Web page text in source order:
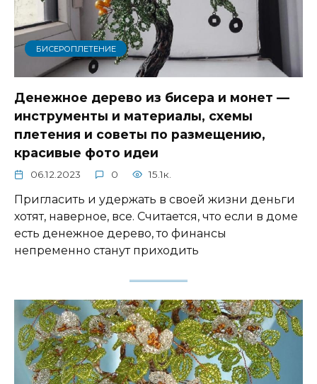
БИСЕРОПЛЕТЕНИЕ
Денежное дерево из бисера и монет —
инструменты и материалы, схемы
плетения и советы по размещению,
красивые фото идеи
06.12.2023 0 15.1к.
Пригласить и удержать в своей жизни деньги
хотят, наверное, все. Считается, что если в доме
есть денежное дерево, то финансы
непременно станут приходить